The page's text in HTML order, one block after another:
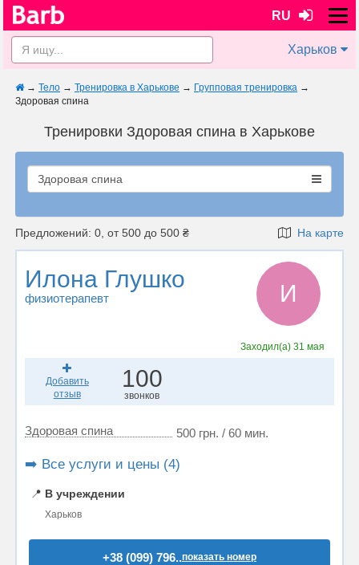
RU
Харьков
→ Тело → Тренировка в Харькове → Групповая тренировка →
Здоровая спина
Тренировки Здоровая спина в Харькове
Здоровая спина
Предложений: 0, от 500 до 500 ₴ На карте
Илона Глушко
физиотерапевт И
Заходил(а)31 мая
Добавить
отзыв
100
звонков
Здоровая спина 500 грн. / 60 мин.
➡️ Все услуги и цены (4)
📍 В учреждении
Харьков
+38 (099) 796..показать номер